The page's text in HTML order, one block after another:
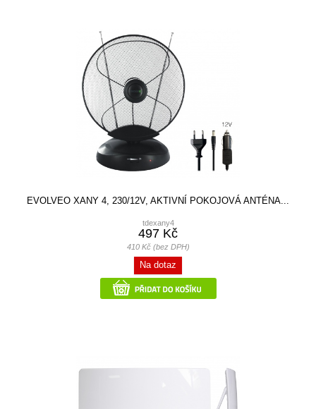
EVOLVEO XANY 4, 230/12V, AKTIVNÍ POKOJOVÁ ANTÉNA...
tdexany4
497 Kč
410 Kč (bez DPH)
Na dotaz